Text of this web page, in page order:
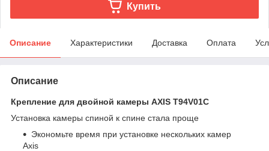
Купить
Описание Характеристики Доставка Оплата
Описание
Крепление для двойной камеры AXIS T94V01C
Установка камеры спиной к спине стала проще
Экономьте время при установке нескольких камер
Axis